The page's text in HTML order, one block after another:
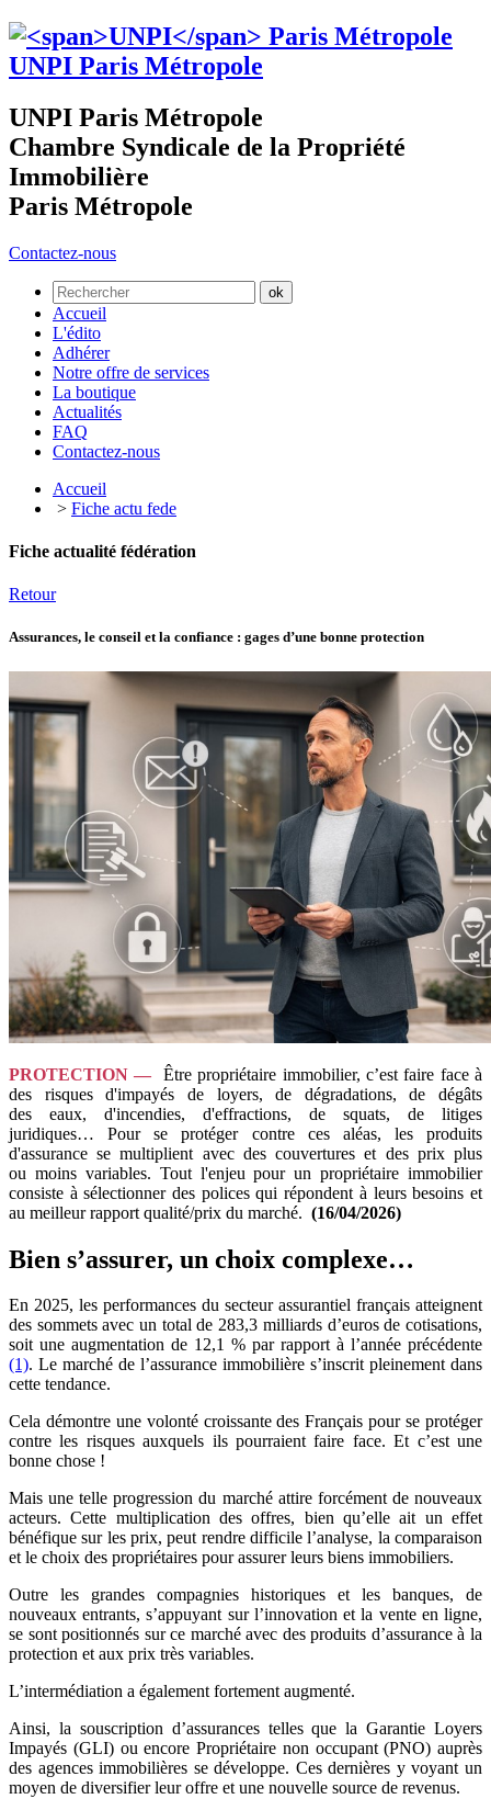
UNPI Paris Métropole
UNPI Paris Métropole
Chambre Syndicale de la Propriété
Immobilière
Paris Métropole
Contactez-nous
Accueil
L'édito
Adhérer
Notre offre de services
La boutique
Actualités
FAQ
Contactez-nous
Accueil
> Fiche actu fede
Fiche actualité fédération
Retour
Assurances, le conseil et la confiance : gages d’une bonne protection
PROTECTION — Être propriétaire immobilier, c’est faire face à
des risques d'impayés de loyers, de dégradations, de dégâts
des eaux, d'incendies, d'effractions, de squats, de litiges
juridiques… Pour se protéger contre ces aléas, les produits
d'assurance se multiplient avec des couvertures et des prix plus
ou moins variables. Tout l'enjeu pour un propriétaire immobilier
consiste à sélectionner des polices qui répondent à leurs besoins et
au meilleur rapport qualité/prix du marché. (16/04/2026)
Bien s’assurer, un choix complexe…
En 2025, les performances du secteur assurantiel français atteignent
des sommets avec un total de 283,3 milliards d’euros de cotisations,
soit une augmentation de 12,1 % par rapport à l’année précédente
(1). Le marché de l’assurance immobilière s’inscrit pleinement dans
cette tendance.
Cela démontre une volonté croissante des Français pour se protéger
contre les risques auxquels ils pourraient faire face. Et c’est une
bonne chose !
Mais une telle progression du marché attire forcément de nouveaux
acteurs. Cette multiplication des offres, bien qu’elle ait un effet
bénéfique sur les prix, peut rendre difficile l’analyse, la comparaison
et le choix des propriétaires pour assurer leurs biens immobiliers.
Outre les grandes compagnies historiques et les banques, de
nouveaux entrants, s’appuyant sur l’innovation et la vente en ligne,
se sont positionnés sur ce marché avec des produits d’assurance à la
protection et aux prix très variables.
L’intermédiation a également fortement augmenté.
Ainsi, la souscription d’assurances telles que la Garantie Loyers
Impayés (GLI) ou encore Propriétaire non occupant (PNO) auprès
des agences immobilières se développe. Ces dernières y voyant un
moyen de diversifier leur offre et une nouvelle source de revenus.